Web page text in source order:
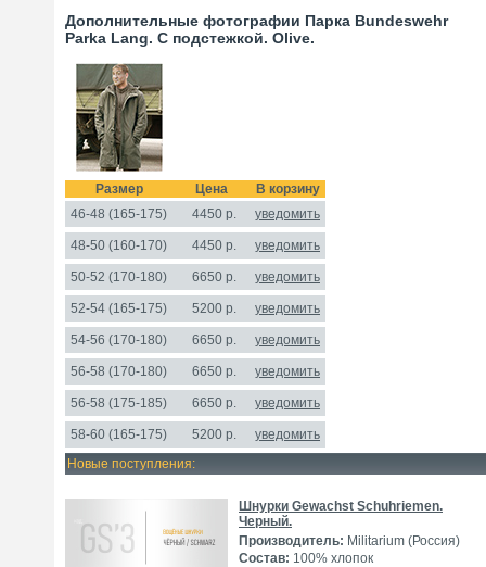
Дополнительные фотографии Парка Bundeswehr
Parka Lang. С подстежкой. Olive.
Размер Цена
В корзину
46-48 (165-175)
4450р. уведомить
48-50 (160-170) 4450 р. уведомить
50-52 (170-180) 6650р. уведомить
52-54 (165-175) 5200 р. уведомить
54-56 (170-180) 6650 р. уведомить
56-58 (170-180) 6650 р. уведомить
56-58 (175-185) 6650 р. уведомить
58-60 (165-175) 5200 р.
уведомить
Новые поступления:
Шнурки Gewachst Schuhriemen.
Черный.
Производитель: Militarium (Россия)
Состав: 100% хлопок